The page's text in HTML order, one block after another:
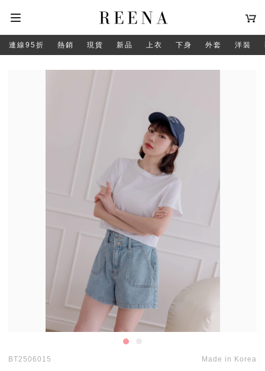
連線95折 熱銷 現貨 新品 上衣 下身 外套 洋裝
BT2506015 Made in Korea